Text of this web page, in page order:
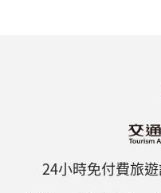
24小時免付費旅遊